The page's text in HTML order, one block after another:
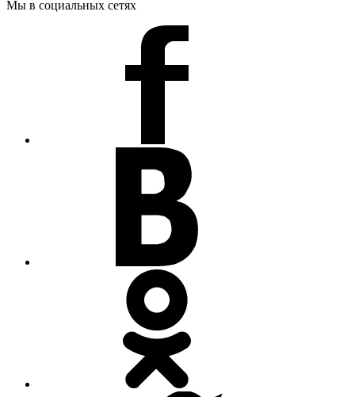
Мы в социальных сетях